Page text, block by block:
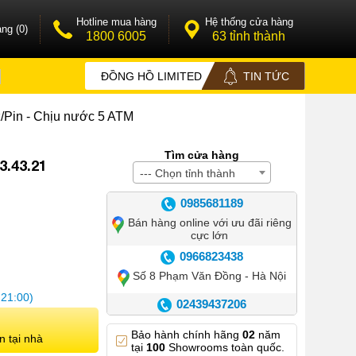
(0)
Hotline mua hàng
1800 6005
Hệ thống cửa hàng
63 tỉnh thành
ĐỒNG HỒ LIMITED TIN TỨC
- Chịu nước 5 ATM
tại nhà
Tìm cửa hàng
--- Chọn tỉnh thành
0985681189
Bán hàng online với ưu đãi riêng
cực lớn
0966823438
Số 8 Phạm Văn Đồng - Hà Nội
02439437206
Số 42 Phố Huế - Hoàn Kiếm –
Hà Nội
Bảo hành chính hãng 02năm
tại 100Showrooms toàn quốc.